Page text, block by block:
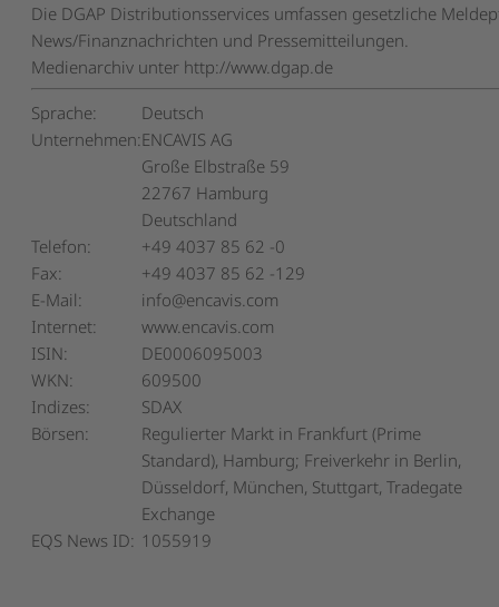
Die DGAP Distributionsservices umfassen gesetzliche
News/Finanznachrichten und Pressemitteilungen.
Medienarchiv unter http://www.dgap.de
Sprache:
Deutsch
Unternehmen:ENCAVIS AG
Große Elbstraße 59
22767 Hamburg
Deutschland
Telefon:
+49 4037 85 62 -0
Fax:
+49 4037 85 62 -129
E-Mail:
info@encavis.com
Internet:
www.encavis.com
ISIN:
DE0006095003
WKN:
609500
Indizes:
SDAX
Börsen:
Regulierter Markt in Frankfurt (Prime
Standard), Hamburg; Freiverkehr in Berlin,
Düsseldorf, München, Stuttgart, Tradegate
Exchange
EQS News ID: 1055919